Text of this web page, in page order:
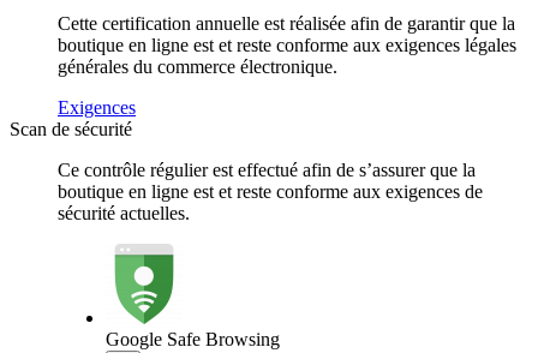
Cette certification annuelle est réalisée afin de garantir que la
boutique en ligne est et reste conforme aux exigences légales
générales du commerce électronique.
Exigences
Scan de sécurité
Ce contrôle régulier est effectué afin de s’assurer que la
boutique en ligne est et reste conforme aux exigences de
sécurité actuelles.
Google Safe Browsing